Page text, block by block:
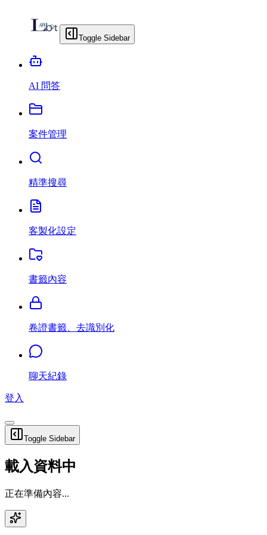
Toggle Sidebar
AI 問答
案件管理
精準搜尋
客製化設定
書籤內容
卷證書籤、去識別化
聊天紀錄
登入
Toggle Sidebar
載入資料中
正在準備內容...